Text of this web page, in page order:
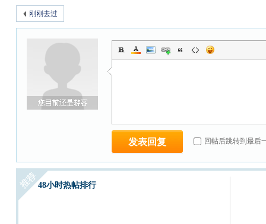
刚刚去过
发表回复 回帖后跳转到最后
48小时热帖排行